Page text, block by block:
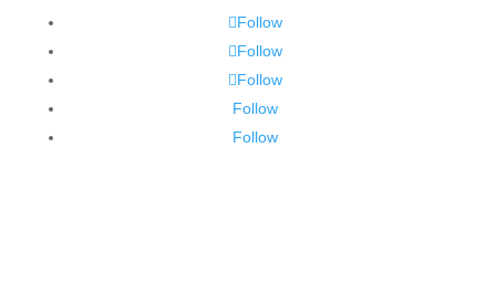
Follow
Follow
Follow
Follow
Follow